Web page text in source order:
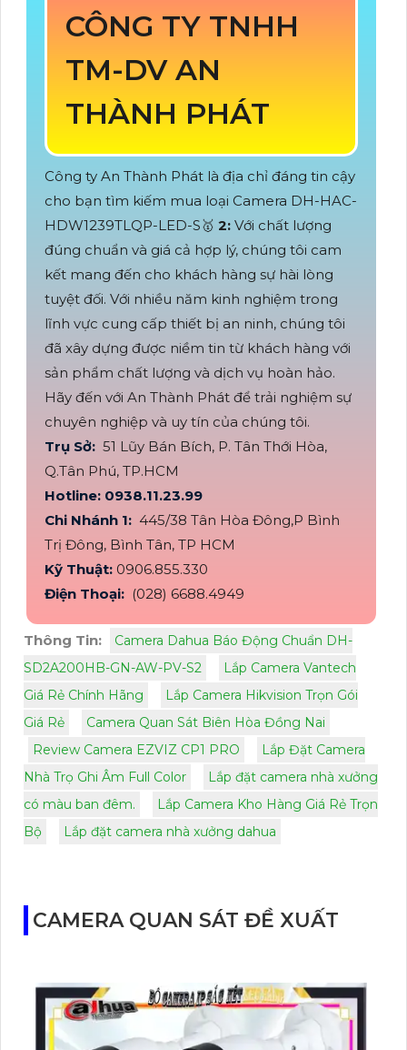
CÔNG TY TNHH
TM-DV AN
THÀNH PHÁT
Công ty An Thành Phát là địa chỉ đáng tin cậy
cho bạn tìm kiếm mua loại Camera DH-HAC-
HDW1239TLQP-LED-S🥇️ 2: Với chất lượng
đúng chuẩn và giá cả hợp lý, chúng tôi cam
kết mang đến cho khách hàng sự hài lòng
tuyệt đối. Với nhiều năm kinh nghiệm trong
lĩnh vực cung cấp thiết bị an ninh, chúng tôi
đã xây dựng được niềm tin từ khách hàng với
sản phẩm chất lượng và dịch vụ hoàn hảo.
Hãy đến với An Thành Phát để trải nghiệm sự
chuyên nghiệp và uy tín của chúng tôi.
Trụ Sở: 51 Lũy Bán Bích, P. Tân Thới Hòa,
Q.Tân Phú, TP.HCM
Hotline: 0938.11.23.99
Chi Nhánh 1: 445/38 Tân Hòa Đông,P Bình
Trị Đông, Bình Tân, TP HCM
Kỹ Thuật: 0906.855.330
Điện Thoại: (028) 6688.4949
Thông Tin:
Camera Dahua Báo Động Chuẩn DH-
SD2A200HB-GN-AW-PV-S2
Lắp Camera Vantech
Giá Rẻ Chính Hãng
Lắp Camera Hikvision Trọn Gói
Giá Rẻ
Camera Quan Sát Biên Hòa Đồng Nai
Review Camera EZVIZ CP1 PRO
Lắp Đặt Camera
Nhà Trọ Ghi Âm Full Color
Lắp đặt camera nhà xưởng
có màu ban đêm.
Lắp Camera Kho Hàng Giá Rẻ Trọn
Bộ
Lắp đặt camera nhà xưởng dahua
CAMERA QUAN SÁT ĐỀ XUẤT